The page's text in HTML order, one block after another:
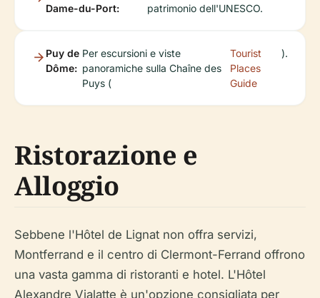
Dame-du-Port:
patrimonio dell'UNESCO.
Puy de
Dôme:
Per escursioni e viste
panoramiche sulla Chaîne des
Puys (
Tourist
Places
Guide
).
Ristorazione e
Alloggio
Sebbene l'Hôtel de Lignat non offra servizi,
Montferrand e il centro di Clermont-Ferrand offrono
una vasta gamma di ristoranti e hotel. L'Hôtel
Alexandre Vialatte è un'opzione consigliata per